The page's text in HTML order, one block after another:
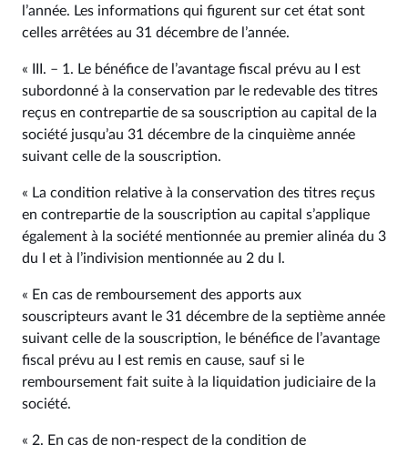
l’année. Les informations qui figurent sur cet état sont
celles arrêtées au 31 décembre de l’année.
« III. – 1. Le bénéfice de l’avantage fiscal prévu au I est
subordonné à la conservation par le redevable des titres
reçus en contrepartie de sa souscription au capital de la
société jusqu’au 31 décembre de la cinquième année
suivant celle de la souscription.
« La condition relative à la conservation des titres reçus
en contrepartie de la souscription au capital s’applique
également à la société mentionnée au premier alinéa du 3
du I et à l’indivision mentionnée au 2 du I.
« En cas de remboursement des apports aux
souscripteurs avant le 31 décembre de la septième année
suivant celle de la souscription, le bénéfice de l’avantage
fiscal prévu au I est remis en cause, sauf si le
remboursement fait suite à la liquidation judiciaire de la
société.
« 2. En cas de non-respect de la condition de